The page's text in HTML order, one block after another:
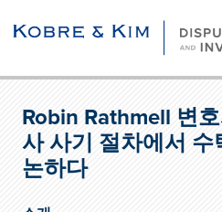
Robin Rathmell 변
사 사기 절차에서 수
논하다